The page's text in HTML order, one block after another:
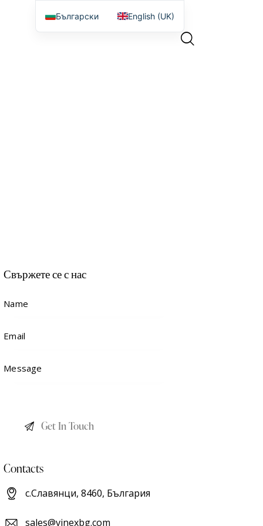
Свържете се с нас
Contacts
с.Славянци, 8460, България
sales@vinexbg.com
Български English (UK)